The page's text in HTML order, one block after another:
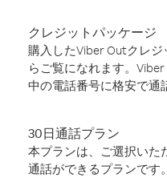
クレジットパッケージ
購入したViber Outクレ
らご覧になれます。
中の電話番号に格安で通
30日通話プラン
本プランは、ご選択いた
通話ができるプランです